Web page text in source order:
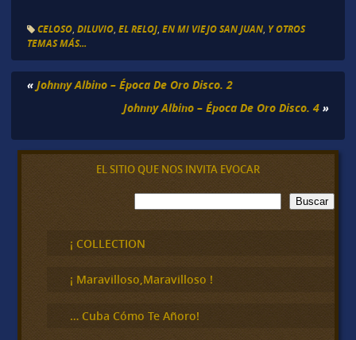
CELOSO, DILUVIO, EL RELOJ, EN MI VIEJO SAN JUAN, Y OTROS
TEMAS MÁS...
« Johnny Albino – Época De Oro Disco. 2
Johnny Albino – Época De Oro Disco. 4 »
EL SITIO QUE NOS INVITA EVOCAR
B
u
c
a
Buscar
¡ COLLECTION
¡ Maravilloso,Maravilloso !
… Cuba Cómo Te Añoro!